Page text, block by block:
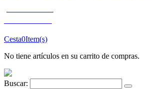
Cesta0Item(s)
No tiene artículos en su carrito de compras.
Buscar: